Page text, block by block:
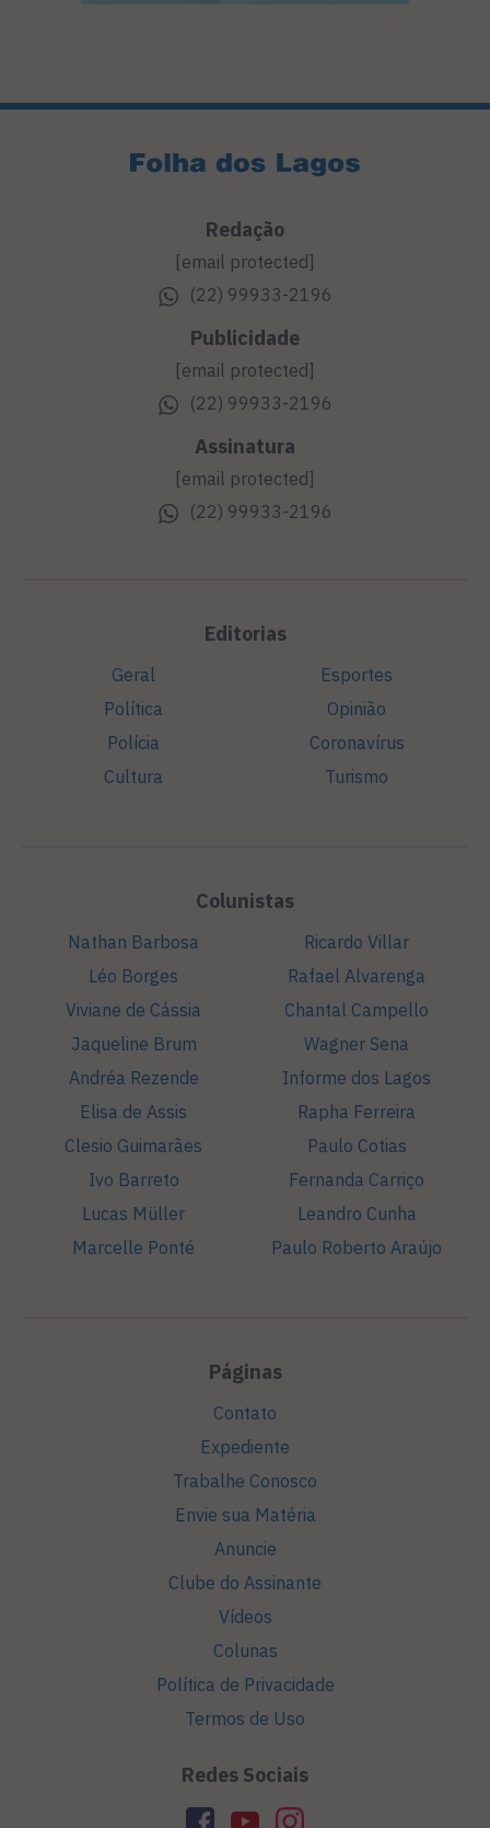
Redação
[email protected]
(22) 99933-2196
Publicidade
[email protected]
(22) 99933-2196
Assinatura
[email protected]
(22) 99933-2196
Editorias
Geral
Política
Polícia
Cultura
Esportes
Opinião
Coronavírus
Turismo
Colunistas
Nathan Barbosa
Léo Borges
Viviane de Cássia
Jaqueline Brum
Andréa Rezende
Elisa de Assis
Clesio Guimarães
Ivo Barreto
Lucas Müller
Marcelle Ponté
Ricardo Villar
Rafael Alvarenga
Chantal Campello
Wagner Sena
Informe dos Lagos
Rapha Ferreira
Paulo Cotias
Fernanda Carriço
Leandro Cunha
Paulo Roberto Araújo
Páginas
Contato
Expediente
Trabalhe Conosco
Envie sua Matéria
Anuncie
Clube do Assinante
Vídeos
Colunas
Política de Privacidade
Termos de Uso
Redes Sociais